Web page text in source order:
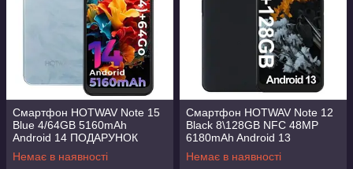
Смартфон HOTWAV Note 15
Blue 4/64GB 5160mAh
Android 14 ПОДАРУНОК
ЧОХОЛ !
Немає в наявності
Смартфон HOTWAV Note 12
Black 8\128GB NFC 48MP
6180mAh Android 13
Немає в наявності